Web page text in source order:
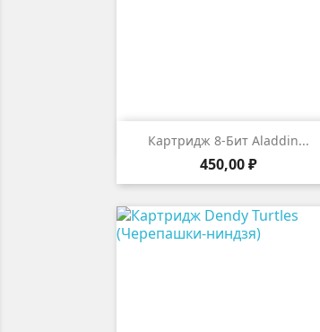
Картридж 8-Бит Aladdin...
Цена
450,00 ₽
 Быстрый просмотр